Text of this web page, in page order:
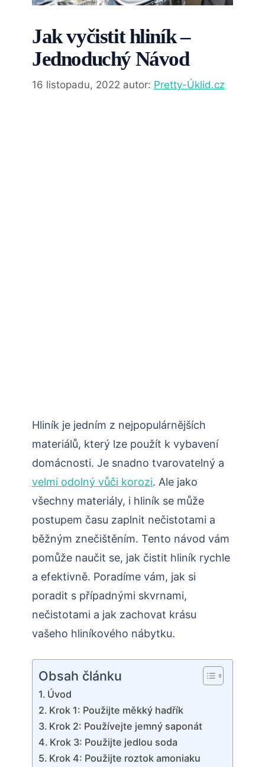
Jak vyčistit hliník –
Jednoduchý Návod
16 listopadu, 2022 autor: Pretty-Úklid.cz
Hliník je jedním z nejpopulárnějších
materiálů, který lze použít k vybavení
domácnosti. Je snadno tvarovatelný a
velmi odolný vůči korozi. Ale jako
všechny materiály, i hliník se může
postupem času zaplnit nečistotami a
běžným znečištěním. Tento návod vám
pomůže naučit se, jak čistit hliník rychle
a efektivně. Poradíme vám, jak si
poradit s případnými skvrnami,
nečistotami a jak zachovat krásu
vašeho hliníkového nábytku.
Obsah článku
Úvod
Krok 1: Použijte měkký hadřík
Krok 2: Používejte jemný saponát
Krok 3: Použijte jedlou soda
Krok 4: Použijte roztok amoniaku